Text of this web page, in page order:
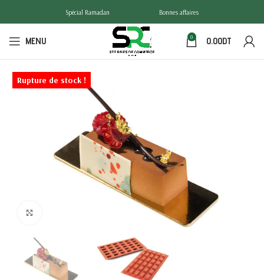
Spécial Ramadan Bonnes affaires
MENU 0 0.00DT
Rupture de stock !